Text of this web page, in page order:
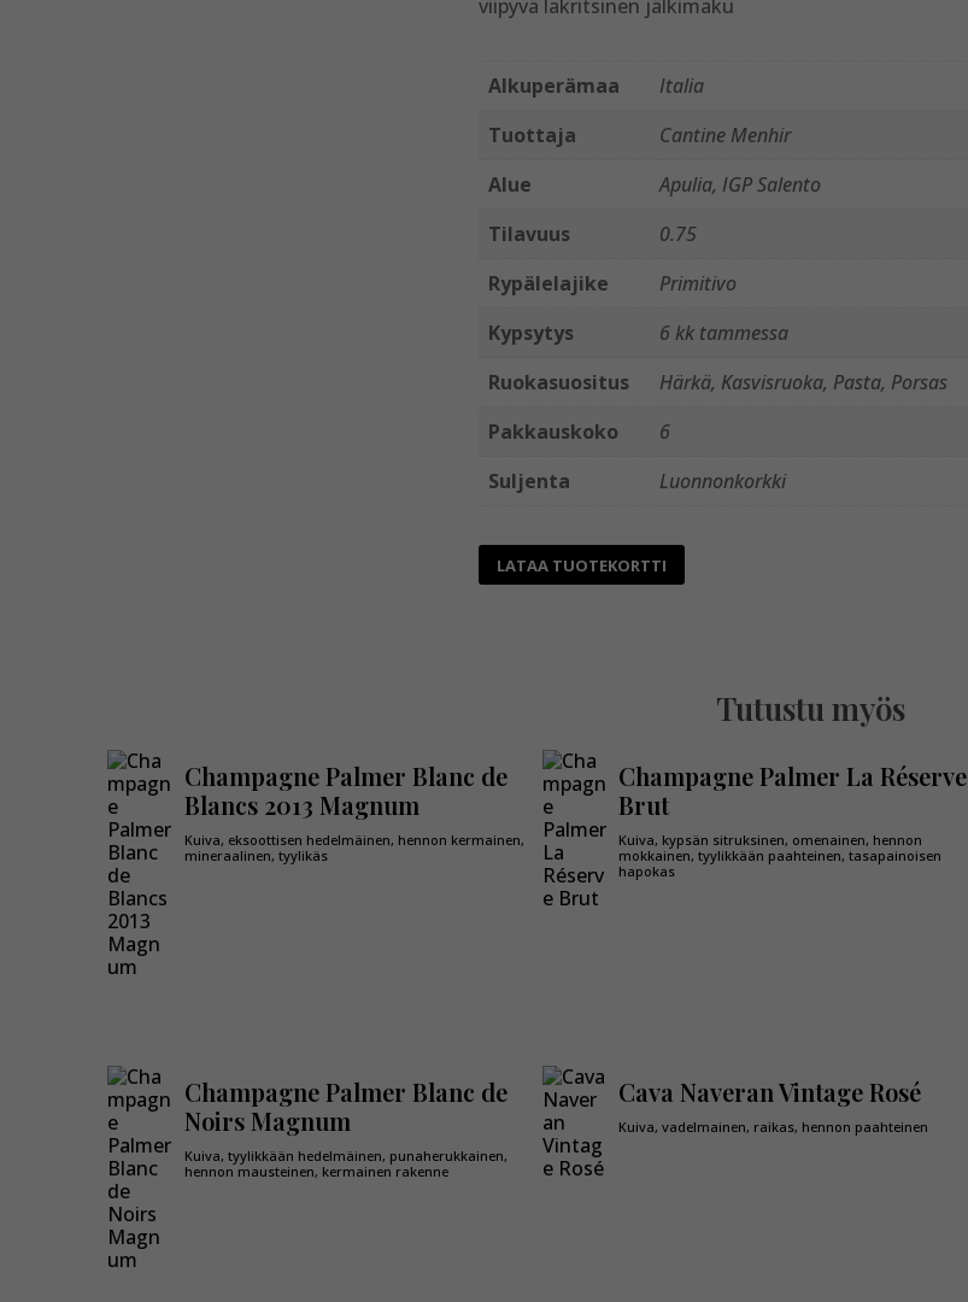
viipyvä lakritsinen jälkimaku
Alkuperämaa
Italia
Tuottaja
Cantine Menhir
Alue
Apulia, IGP Salento
Tilavuus
0.75
Rypälelajike
Primitivo
Kypsytys
6 kk tammessa
Ruokasuositus
Härkä, Kasvisruoka, Pasta, Porsas
Pakkauskoko
6
Suljenta
Luonnonkorkki
LATAA TUOTEKORTTI
Tutustu myös
Champagne Palmer Blanc de
Blancs 2013 Magnum
Kuiva, eksoottisen hedelmäinen, hennon kermainen,
mineraalinen, tyylikäs
Champagne Palmer La Réserve
Brut
Kuiva, kypsän sitruksinen, omenainen, hennon
mokkainen, tyylikkään paahteinen, tasapainoisen
hapokas
Champagne Palmer Blanc de
Noirs Magnum
Kuiva, tyylikkään hedelmäinen, punaherukkainen,
hennon mausteinen, kermainen rakenne
Cava Naveran Vintage Rosé
Kuiva, vadelmainen, raikas, hennon paahteinen